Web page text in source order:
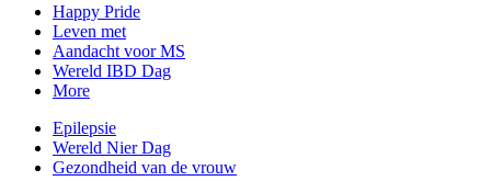
Happy Pride
Leven met
Aandacht voor MS
Wereld IBD Dag
More
Epilepsie
Wereld Nier Dag
Gezondheid van de vrouw